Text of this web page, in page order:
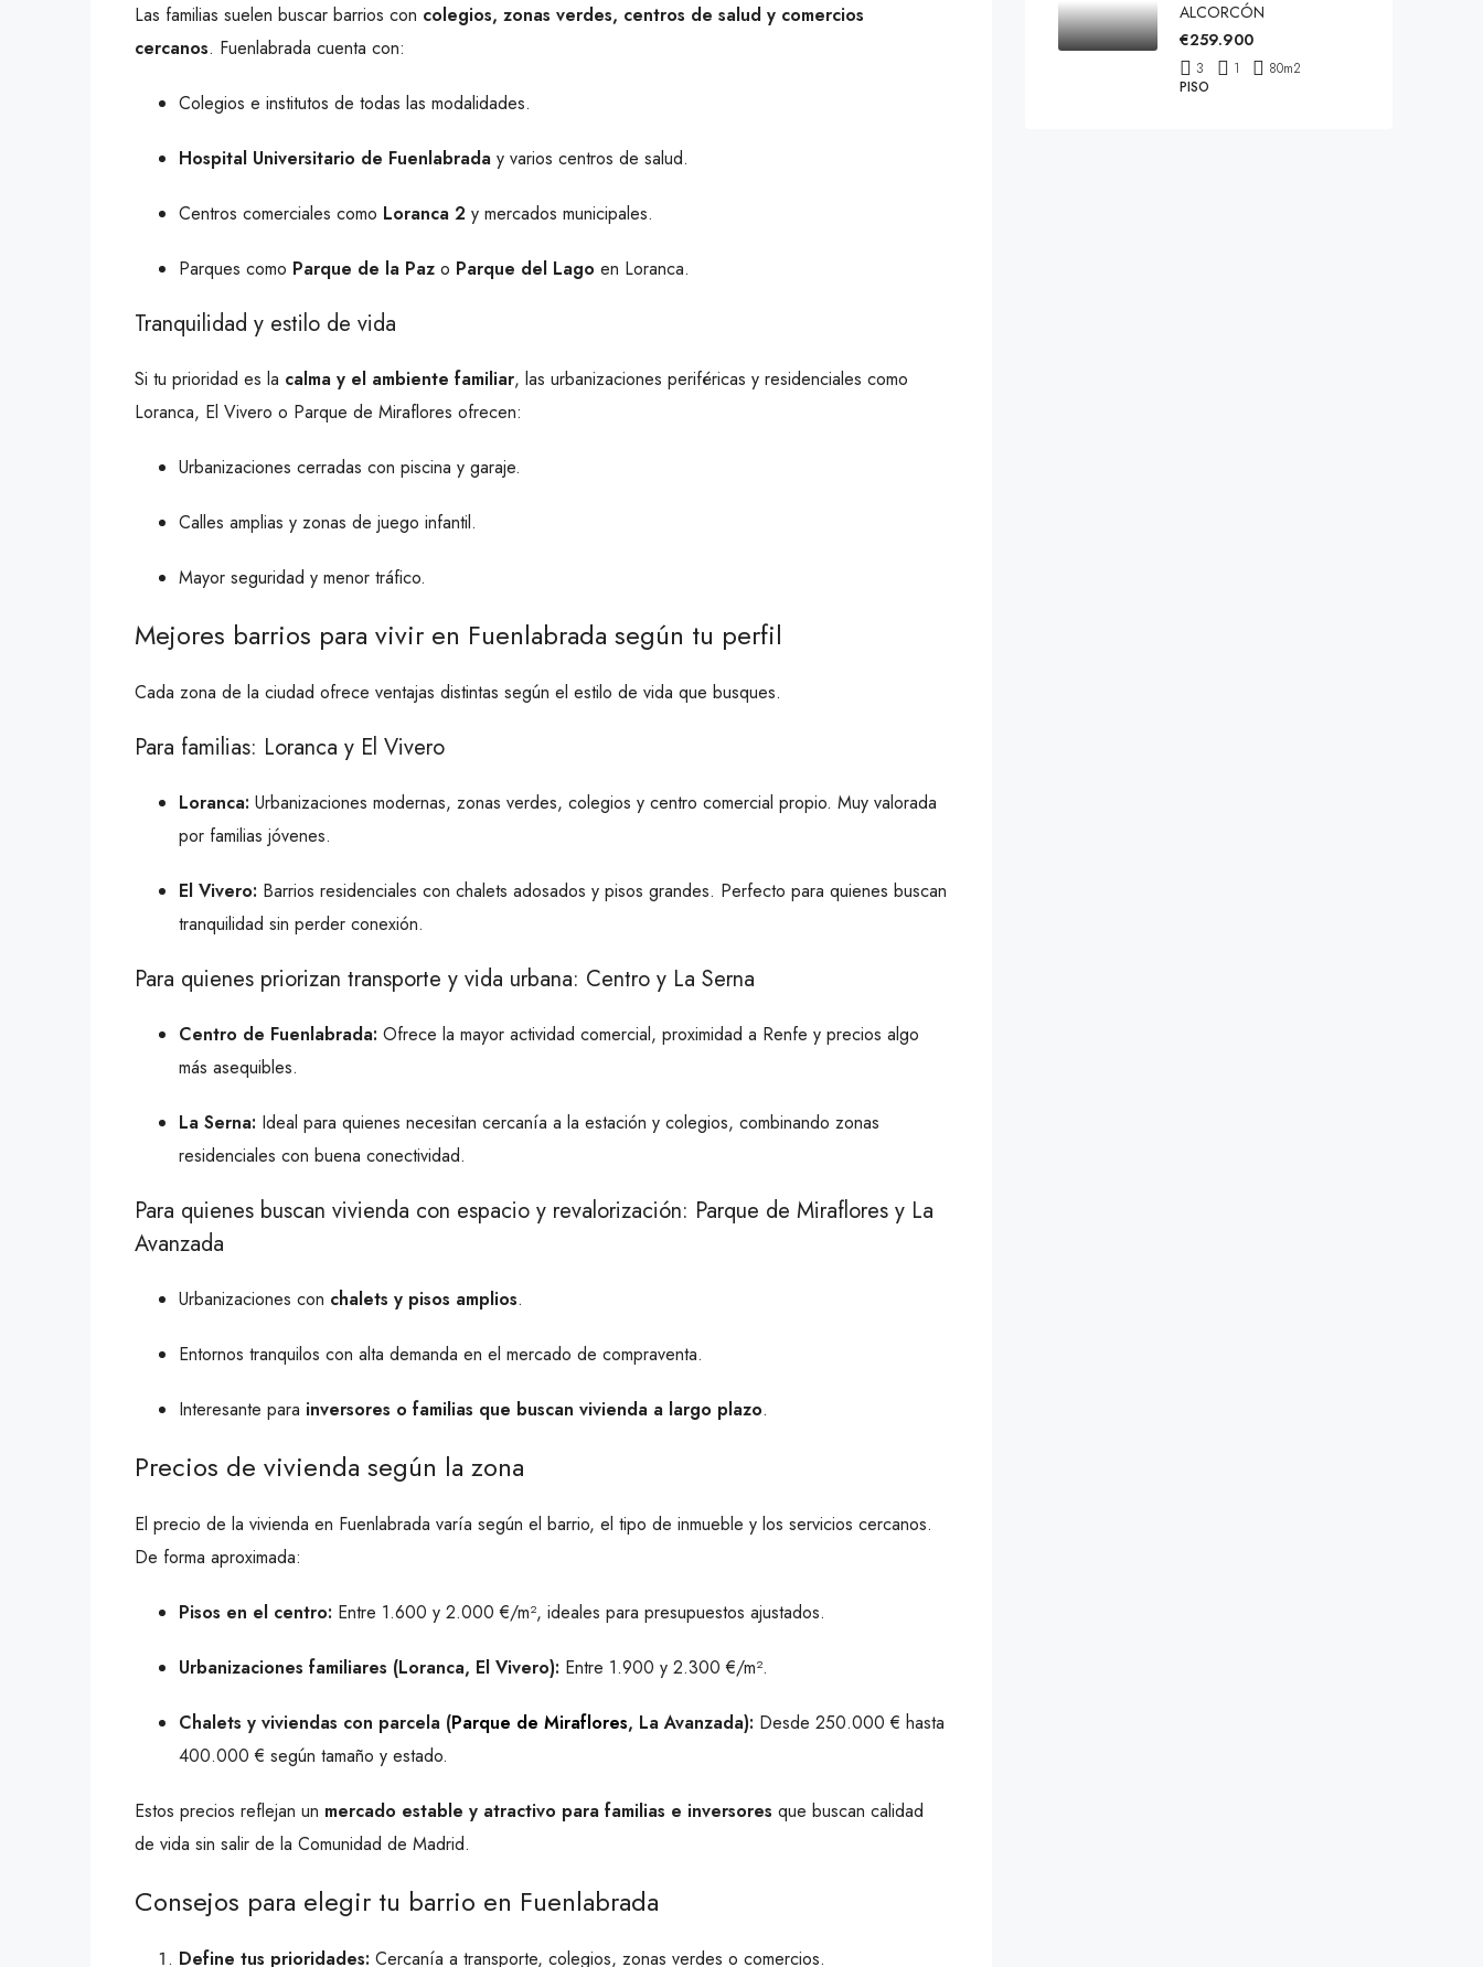
Las familias suelen buscar barrios con colegios, zonas verdes, centros de salud y comercios
cercanos. Fuenlabrada cuenta con:
Colegios e institutos de todas las modalidades.
Hospital Universitario de Fuenlabrada y varios centros de salud.
Centros comerciales como Loranca 2 y mercados municipales.
Parques como Parque de la Paz o Parque del Lago en Loranca.
Tranquilidad y estilo de vida
Si tu prioridad es la calma y el ambiente familiar, las urbanizaciones periféricas y residenciales como
Loranca, El Vivero o Parque de Miraflores ofrecen:
Urbanizaciones cerradas con piscina y garaje.
Calles amplias y zonas de juego infantil.
Mayor seguridad y menor tráfico.
Mejores barrios para vivir en Fuenlabrada según tu perfil
Cada zona de la ciudad ofrece ventajas distintas según el estilo de vida que busques.
Para familias: Loranca y El Vivero
Loranca: Urbanizaciones modernas, zonas verdes, colegios y centro comercial propio. Muy valorada
por familias jóvenes.
El Vivero: Barrios residenciales con chalets adosados y pisos grandes. Perfecto para quienes buscan
tranquilidad sin perder conexión.
Para quienes priorizan transporte y vida urbana: Centro y La Serna
Centro de Fuenlabrada: Ofrece la mayor actividad comercial, proximidad a Renfe y precios algo
más asequibles.
La Serna: Ideal para quienes necesitan cercanía a la estación y colegios, combinando zonas
residenciales con buena conectividad.
Para quienes buscan vivienda con espacio y revalorización: Parque de Miraflores y La
Avanzada
Urbanizaciones con chalets y pisos amplios.
Entornos tranquilos con alta demanda en el mercado de compraventa.
Interesante para inversores o familias que buscan vivienda a largo plazo.
Precios de vivienda según la zona
El precio de la vivienda en Fuenlabrada varía según el barrio, el tipo de inmueble y los servicios cercanos.
De forma aproximada:
Pisos en el centro: Entre 1.600 y 2.000 €/m², ideales para presupuestos ajustados.
Urbanizaciones familiares (Loranca, El Vivero): Entre 1.900 y 2.300 €/m².
Chalets y viviendas con parcela (Parque de Miraflores, La Avanzada): Desde 250.000 € hasta
400.000 € según tamaño y estado.
Estos precios reflejan un mercado estable y atractivo para familias e inversores que buscan calidad
de vida sin salir de la Comunidad de Madrid.
Consejos para elegir tu barrio en Fuenlabrada
Define tus prioridades: Cercanía a transporte, colegios, zonas verdes o comercios.
ALCORCÓN
€259.900
3 1 80m2
PISO